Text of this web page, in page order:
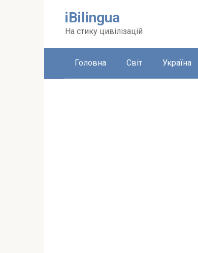
iBilingua
На стику цивілізацій
Головна Світ Україна